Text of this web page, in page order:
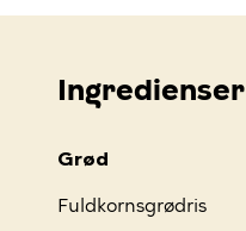
Ingredienser
Grød
Fuldkornsgrødris